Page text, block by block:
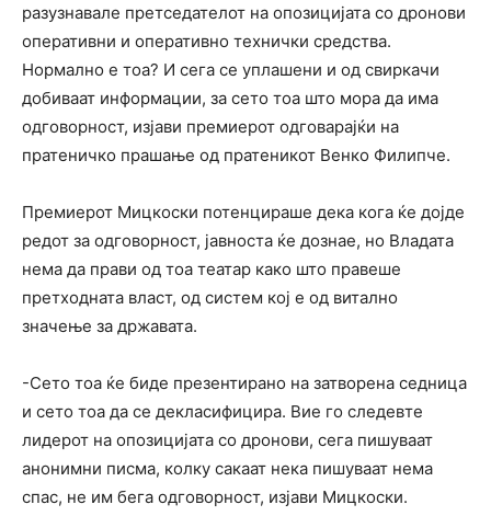
разузнавале претседателот на опозицијата со дронови
оперативни и оперативно технички средства.
Нормално е тоа? И сега се уплашени и од свиркачи
добиваат информации, за сето тоа што мора да има
одговорност, изјави премиерот одговарајќи на
пратеничко прашање од пратеникот Венко Филипче.
Премиерот Мицкоски потенцираше дека кога ќе дојде
редот за одговорност, јавноста ќе дознае, но Владата
нема да прави од тоа театар како што правеше
претходната власт, од систем кој е од витално
значење за државата.
-Сето тоа ќе биде презентирано на затворена седница
и сето тоа да се декласифицира. Вие го следевте
лидерот на опозицијата со дронови, сега пишуваат
анонимни писма, колку сакаат нека пишуваат нема
спас, не им бега одговорност, изјави Мицкоски.